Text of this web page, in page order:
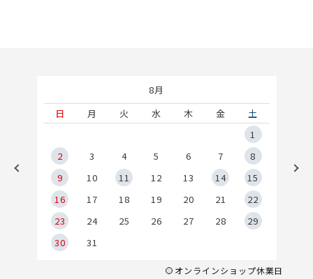
8月
日
月 火 水 木 金
土
1
2
3 4 5 6 7
8
9
10 11 12 13 14
15
16
17 18 19 20 21
22
23
24 25 26 27 28
29
30
31
オンラインショップ休業日